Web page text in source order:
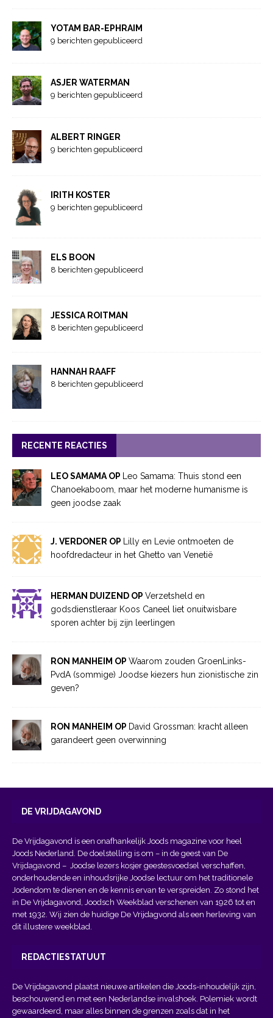
YOTAM BAR-EPHRAIM
9 berichten gepubliceerd
ASJER WATERMAN
9 berichten gepubliceerd
ALBERT RINGER
9 berichten gepubliceerd
IRITH KOSTER
9 berichten gepubliceerd
ELS BOON
8 berichten gepubliceerd
JESSICA ROITMAN
8 berichten gepubliceerd
HANNAH RAAFF
8 berichten gepubliceerd
RECENTE REACTIES
LEO SAMAMA OP Leo Samama: Thuis stond een
Chanoekaboom, maar het moderne humanisme is
geen joodse zaak
J. VERDONER OP Lilly en Levie ontmoeten de
hoofdredacteur in het Ghetto van Venetië
HERMAN DUIZEND OP Verzetsheld en
godsdienstleraar Koos Caneel liet onuitwisbare
sporen achter bij zijn leerlingen
RON MANHEIM OP Waarom zouden GroenLinks-
PvdA (sommige) Joodse kiezers hun zionistische zin
geven?
RON MANHEIM OP David Grossman: kracht alleen
garandeert geen overwinning
DE VRIJDAGAVOND
De Vrijdagavond is een onafhankelijk Joods magazine voor heel
Joods Nederland. De doelstelling is om – in de geest van De
Vrijdagavond – Joodse lezers kosjer geestesvoedsel verschaffen,
onderhoudende en inhoudsrijke Joodse lectuur om het traditionele
Jodendom te dienen en de kennis ervan te verspreiden. Zo stond het
in De Vrijdagavond, Joodsch Weekblad verschenen van 1926 tot en
met 1932. Wij zien de huidige De Vrijdagvond als een herleving van
dit illustere weekblad.
REDACTIESTATUUT
De Vrijdagavond plaatst nieuwe artikelen die Joods-inhoudelijk zijn,
beschouwend en met een Nederlandse invalshoek. Polemiek wordt
gewaardeerd, maar alles binnen de grenzen zoals dat in het